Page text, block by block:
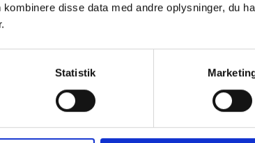
disse data med andre oplysninger, du
Statistik